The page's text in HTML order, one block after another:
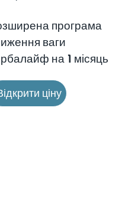
програма
ваги
на 1 місяць
ціну